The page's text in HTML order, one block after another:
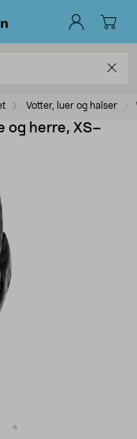
Votter, luer og halser
og herre, XS–